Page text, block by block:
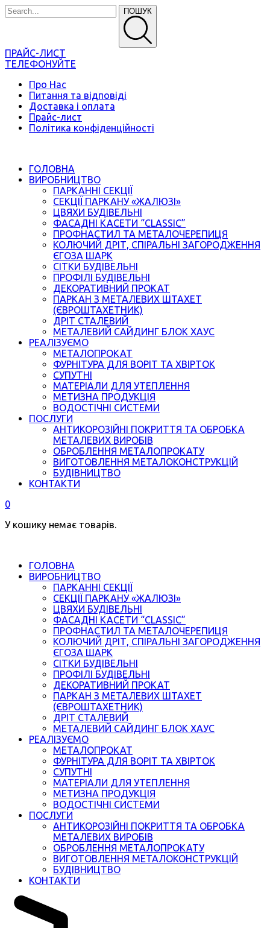
ПОШУК
ПРАЙС-ЛИСТ
ТЕЛЕФОНУЙТЕ
Про Нас
Питання та відповіді
Доставка і оплата
Прайс-лист
Політика конфіденційності
ГОЛОВНА
ВИРОБНИЦТВО
ПАРКАННІ СЕКЦІЇ
СЕКЦІЇ ПАРКАНУ «ЖАЛЮЗІ»
ЦВЯХИ БУДІВЕЛЬНІ
ФАСАДНІ КАСЕТИ “CLASSIC”
ПРОФНАСТИЛ ТА МЕТАЛОЧЕРЕПИЦЯ
КОЛЮЧИЙ ДРІТ, СПІРАЛЬНІ ЗАГОРОДЖЕННЯ
ЄГОЗА ШАРК
СІТКИ БУДІВЕЛЬНІ
ПРОФІЛІ БУДІВЕЛЬНІ
ДЕКОРАТИВНИЙ ПРОКАТ
ПАРКАН З МЕТАЛЕВИХ ШТАХЕТ
(ЄВРОШТАХЕТНИК)
ДРІТ СТАЛЕВИЙ
МЕТАЛЕВИЙ САЙДИНГ БЛОК ХАУС
РЕАЛІЗУЄМО
МЕТАЛОПРОКАТ
ФУРНІТУРА ДЛЯ ВОРІТ ТА ХВІРТОК
СУПУТНІ
МАТЕРІАЛИ ДЛЯ УТЕПЛЕННЯ
МЕТИЗНА ПРОДУКЦІЯ
ВОДОСТІЧНІ СИСТЕМИ
ПОСЛУГИ
АНТИКОРОЗІЙНІ ПОКРИТТЯ ТА ОБРОБКА
МЕТАЛЕВИХ ВИРОБІВ
ОБРОБЛЕННЯ МЕТАЛОПРОКАТУ
ВИГОТОВЛЕННЯ МЕТАЛОКОНСТРУКЦІЙ
БУДІВНИЦТВО
КОНТАКТИ
0
У кошику немає товарів.
ГОЛОВНА
ВИРОБНИЦТВО
ПАРКАННІ СЕКЦІЇ
СЕКЦІЇ ПАРКАНУ «ЖАЛЮЗІ»
ЦВЯХИ БУДІВЕЛЬНІ
ФАСАДНІ КАСЕТИ “CLASSIC”
ПРОФНАСТИЛ ТА МЕТАЛОЧЕРЕПИЦЯ
КОЛЮЧИЙ ДРІТ, СПІРАЛЬНІ ЗАГОРОДЖЕННЯ
ЄГОЗА ШАРК
СІТКИ БУДІВЕЛЬНІ
ПРОФІЛІ БУДІВЕЛЬНІ
ДЕКОРАТИВНИЙ ПРОКАТ
ПАРКАН З МЕТАЛЕВИХ ШТАХЕТ
(ЄВРОШТАХЕТНИК)
ДРІТ СТАЛЕВИЙ
МЕТАЛЕВИЙ САЙДИНГ БЛОК ХАУС
РЕАЛІЗУЄМО
МЕТАЛОПРОКАТ
ФУРНІТУРА ДЛЯ ВОРІТ ТА ХВІРТОК
СУПУТНІ
МАТЕРІАЛИ ДЛЯ УТЕПЛЕННЯ
МЕТИЗНА ПРОДУКЦІЯ
ВОДОСТІЧНІ СИСТЕМИ
ПОСЛУГИ
АНТИКОРОЗІЙНІ ПОКРИТТЯ ТА ОБРОБКА
МЕТАЛЕВИХ ВИРОБІВ
ОБРОБЛЕННЯ МЕТАЛОПРОКАТУ
ВИГОТОВЛЕННЯ МЕТАЛОКОНСТРУКЦІЙ
БУДІВНИЦТВО
КОНТАКТИ